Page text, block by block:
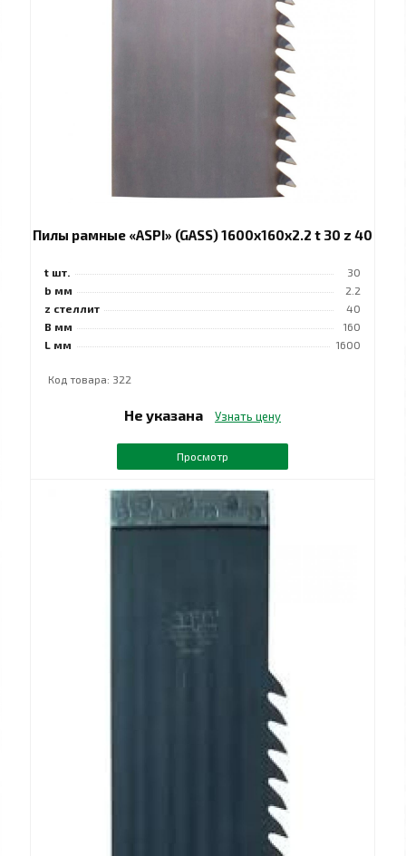
Пилы рамные «ASPI» (GASS) 1600x160x2.2 t 30 z 40
t шт.
30
b мм
2.2
z стеллит
40
B мм
160
L мм
1600
Код товара: 322
Не указана Узнать цену
Просмотр